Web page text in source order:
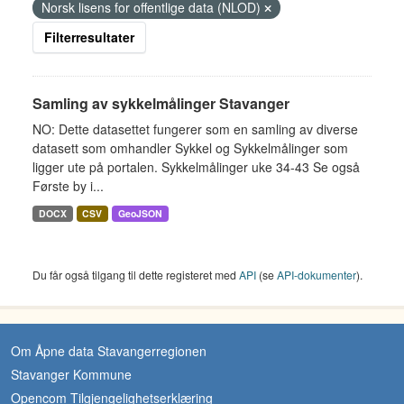
Norsk lisens for offentlige data (NLOD)
Filterresultater
Samling av sykkelmålinger Stavanger
NO: Dette datasettet fungerer som en samling av diverse
datasett som omhandler Sykkel og Sykkelmålinger som
ligger ute på portalen. Sykkelmålinger uke 34-43 Se også
Første by i...
DOCX CSV GeoJSON
Du får også tilgang til dette registeret med API (seAPI-dokumenter).
Om Åpne data Stavangerregionen
Stavanger Kommune
Opencom Tilgjengelighetserklæring